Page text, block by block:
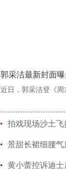
郭采洁最新封面
近日，郭采洁登《
拍戏现场沙土飞